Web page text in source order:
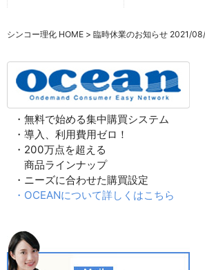
シンコー理化 HOME > 臨時休業のお知らせ 2021/08/
・無料で始める集中購買システム
・導入、利用費用ゼロ！
・200万点を超える
商品ラインナップ
・ニーズに合わせた購買設定
・OCEANについて詳しくはこちら